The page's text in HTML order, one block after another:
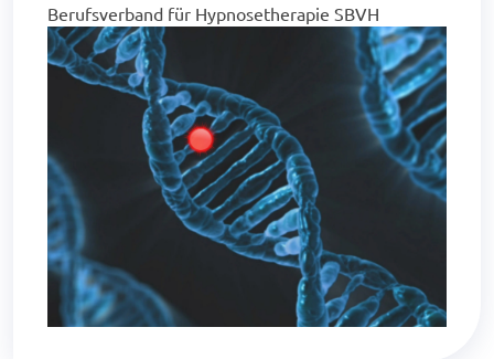
Berufsverband für Hypnosetherapie SBVH